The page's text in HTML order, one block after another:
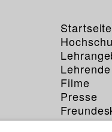
Startseite
Lehrende
Filme
Presse
Service